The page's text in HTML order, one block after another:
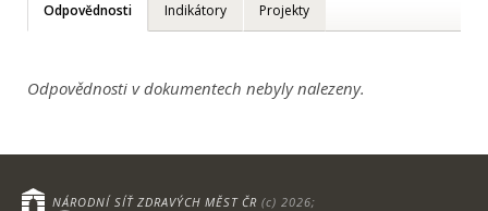
Odpovědnosti Indikátory Projekty
Odpovědnosti v dokumentech nebyly nalezeny.
NÁRODNÍ SÍŤ ZDRAVÝCH MĚST ČR (c) 2026;